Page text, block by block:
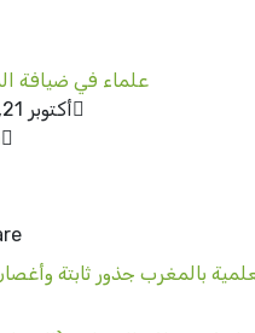
علماء في ضيافة
أكتوبر 21, 2020
بالمغرب جذور ثابتة